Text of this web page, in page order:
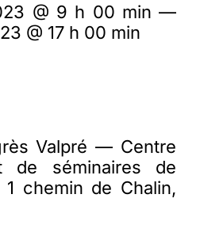
@ 9 h 00 min —
@ 17 h 00 min
Valpré — Centre
de séminaires de
chemin de Chalin,